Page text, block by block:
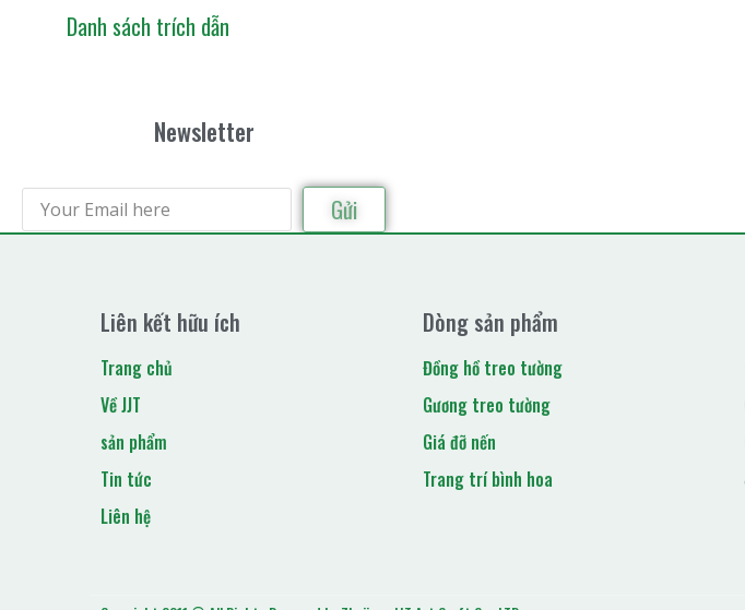
Danh sách trích dẫn
Newsletter
Gửi
Liên kết hữu ích
Trang chủ
Về JJT
sản phẩm
Tin tức
Liên hệ
Dòng sản phẩm
Đồng hồ treo tường
Gương treo tường
Giá đỡ nến
Trang trí bình hoa